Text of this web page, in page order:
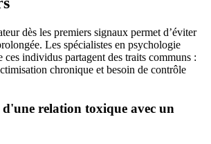
dès les premiers signaux permet d’éviter
Les spécialistes en psychologie
ces individus partagent des traits communs :
chronique et besoin de contrôle
d'une relation toxique avec un